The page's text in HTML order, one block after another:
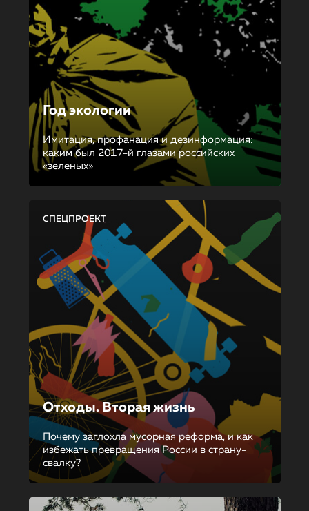
Год экологии
Имитация, профанация и дезинформация:
каким был 2017-й глазами российских
«зеленых»
СПЕЦПРОЕКТ
Отходы. Вторая жизнь
Почему заглохла мусорная реформа, и как
избежать превращения России в страну-
свалку?